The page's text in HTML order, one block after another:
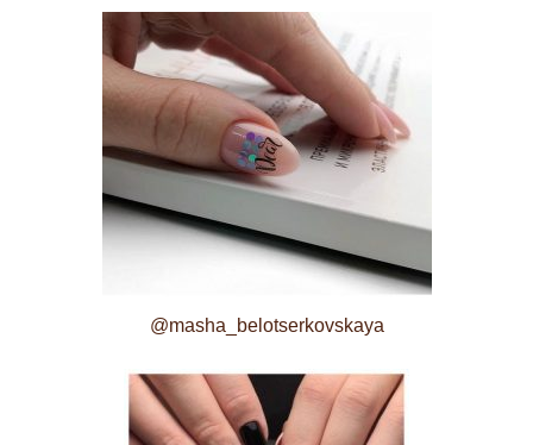
@masha_belotserkovskaya